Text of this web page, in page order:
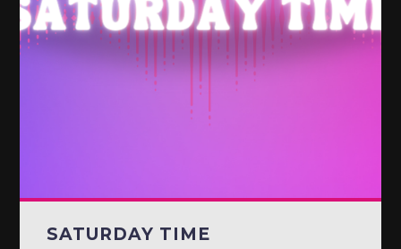
SATURDAY TIME